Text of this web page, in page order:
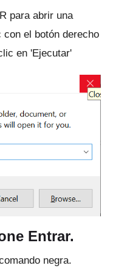
para abrir una
el botón derecho
en 'Ejecutar'
Entrar.
negra.